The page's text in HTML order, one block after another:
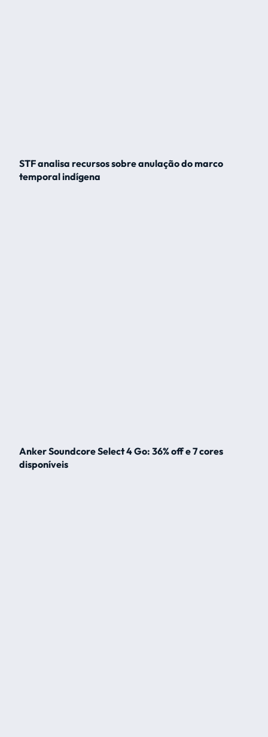
STF analisa recursos sobre anulação do marco
temporal indígena
Anker Soundcore Select 4 Go: 36% off e 7 cores
disponíveis